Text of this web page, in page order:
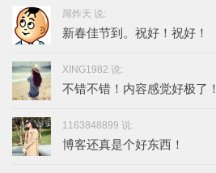
屌炸天 说:
新春佳节到。祝好！祝好！
XING1982 说:
不错不错！内容感觉好极了！
1163848899 说:
博客还真是个好东西！